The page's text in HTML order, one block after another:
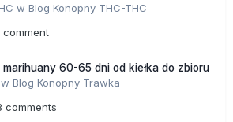
w Blog Konopny THC-THC
comment
marihuany 60-65 dni od kiełka do zbioru
w Blog Konopny Trawka
comments